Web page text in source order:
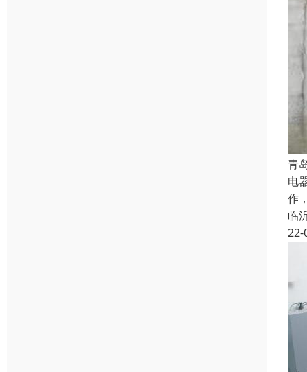
青
电
作
临
22-